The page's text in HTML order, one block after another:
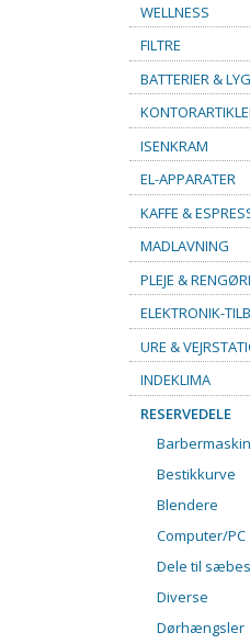
WELLNESS
FILTRE
BATTERIER &
ISENKRAM
EL-APPARATER
KAFFE &
MADLAVNING
PLEJE &
ELEKTRONIK-
URE &
INDEKLIMA
RESERVEDELE
Bestikkurve
Blendere
Computer/PC
Dele til
Diverse
Dørhængsler